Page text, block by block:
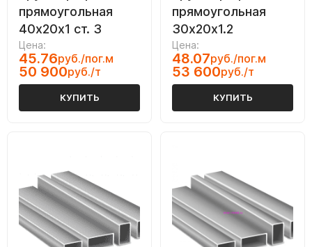
прямоугольная
40х20х1 ст. 3
Цена:
45.76руб./пог.м
50 900руб./т
КУПИТЬ
прямоугольная
30х20х1.2
Цена:
48.07руб./пог.м
53 600руб./т
КУПИТЬ